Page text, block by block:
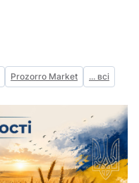
Prozorro Market ... всі